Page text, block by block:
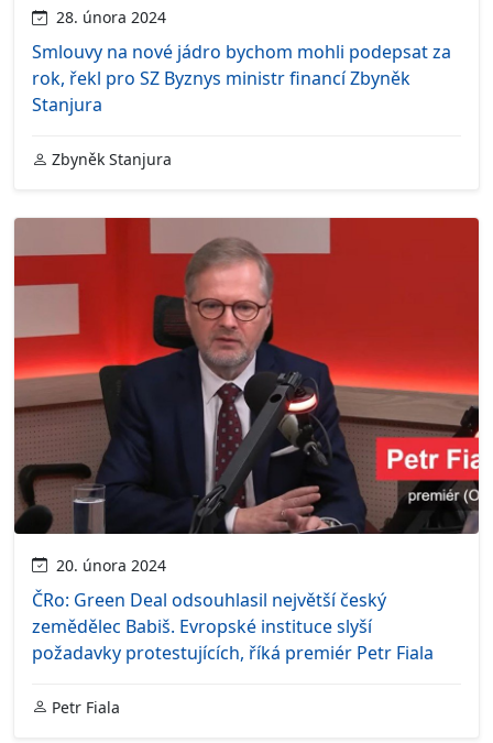
28. února 2024
Smlouvy na nové jádro bychom mohli podepsat za
rok, řekl pro SZ Byznys ministr financí Zbyněk
Stanjura
Zbyněk Stanjura
20. února 2024
ČRo: Green Deal odsouhlasil největší český
zemědělec Babiš. Evropské instituce slyší
požadavky protestujících, říká premiér Petr Fiala
Petr Fiala